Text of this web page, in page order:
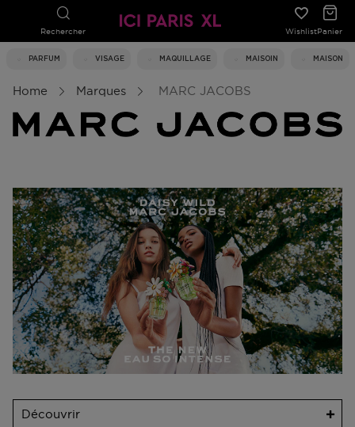
Rechercher WishlistPanier
PARFUM VISAGE MAQUILLAGE MAISOIN MAISON
Home Marques MARC JACOBS
Découvrir